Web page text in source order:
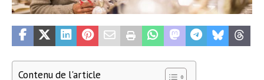
Contenu de l'article